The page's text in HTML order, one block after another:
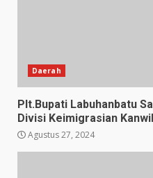
Daerah
Plt.Bupati Labuhanbatu
Divisi Keimigrasian
Agustus 27, 2024